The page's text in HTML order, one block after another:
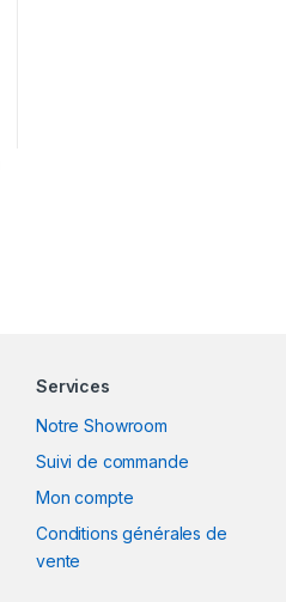
Services
Notre Showroom
Suivi de commande
Mon compte
Conditions générales de
vente